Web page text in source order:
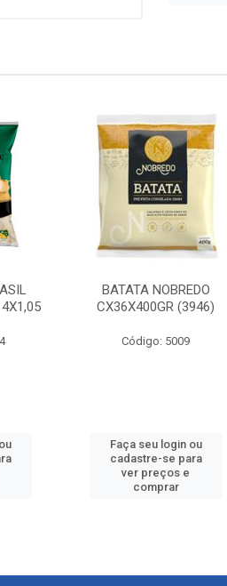
BATATA NOBREDO
CX36X400GR (3946)
Código: 5009
Faça seu login ou
cadastre-se para
ver preços e
comprar